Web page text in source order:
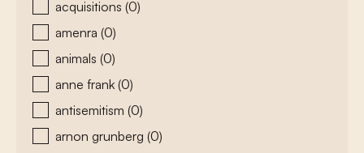
acquisitions (0)
amenra (0)
animals (0)
anne frank (0)
antisemitism (0)
arnon grunberg (0)